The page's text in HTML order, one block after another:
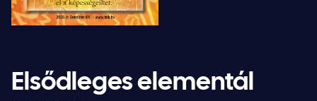
Elsődleges elementál